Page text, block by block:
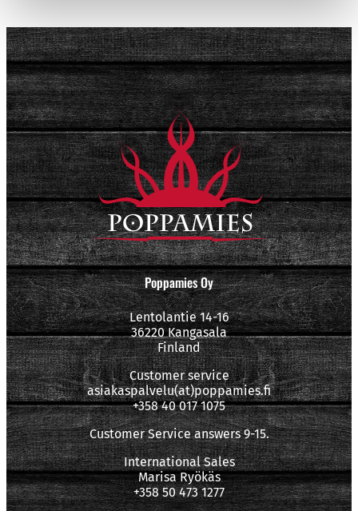
Poppamies Oy
Lentolantie 14-16
36220 Kangasala
Finland
Customer service
asiakaspalvelu(at)poppamies.fi
+358 40 017 1075
Customer Service answers 9-15.
International Sales
Marisa Ryökäs
+358 50 473 1277